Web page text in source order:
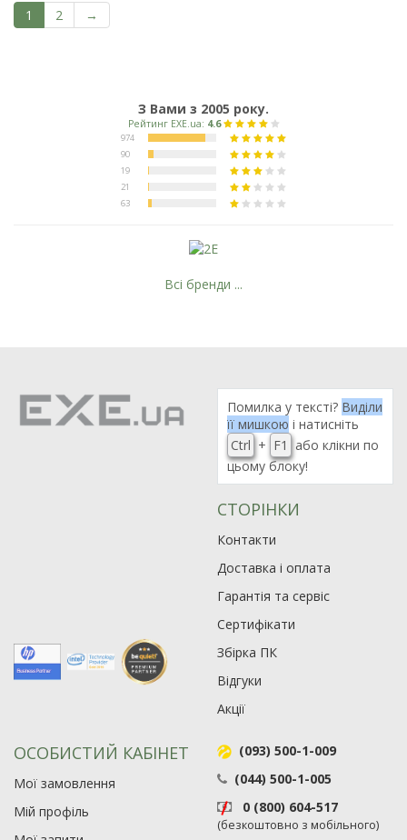
1 2 →
З Вами з 2005 року.
Всі бренди ...
Помилка у тексті? Виділи
її мишкою і натисніть
Ctrl + F1
або клікни по
цьому блоку!
СТОРІНКИ
Контакти
Доставка і оплата
Гарантія та сервіс
Сертифікати
Збірка ПК
Відгуки
Акції
ОСОБИСТИЙ КАБІНЕТ
Мої замовлення
Мій профіль
(093) 500-1-009
(044) 500-1-005
0 (800) 604-517
(безкоштовно з мобільного)